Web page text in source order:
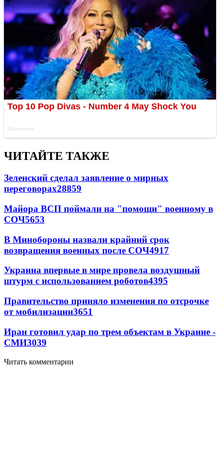
ЧИТАЙТЕ ТАКЖЕ
Зеленский сделал заявление о мирных
переговорах28859
Майора ВСП поймали на "помощи" военному в
СОЧ5653
В Минобороны назвали крайний срок
возвращения военных после СОЧ4917
Украина впервые в мире провела воздушный
штурм с использованием роботов4395
Правительство приняло изменения по отсрочке
от мобилизации3651
Иран готовил удар по трем объектам в Украине -
СМИ3039
Читать комментарии